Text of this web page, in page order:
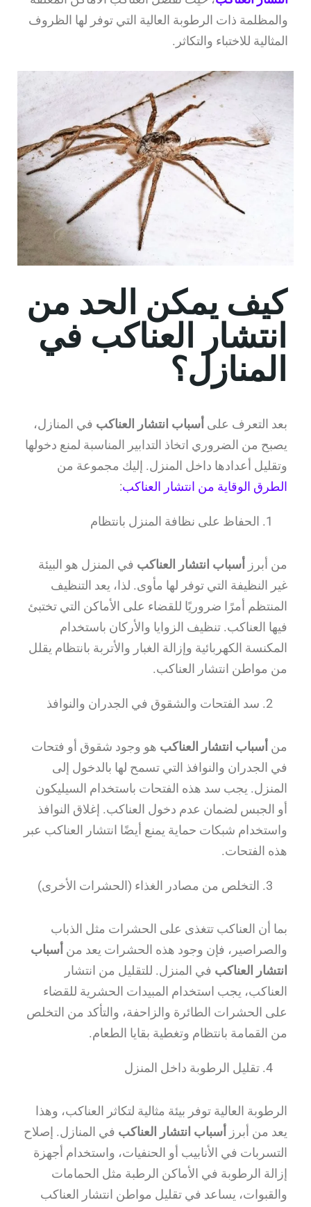
والمظلمة ذات الرطوبة العالية التي توفر لها الظروف
المثالية للاختباء والتكاثر.
كيف يمكن الحد من
انتشار العناكب في
المنازل؟
بعد التعرف على أسباب انتشار العناكب في المنازل،
يصبح من الضروري اتخاذ التدابير المناسبة لمنع دخولها
وتقليل أعدادها داخل المنزل. إليك مجموعة من
الطرق الوقاية من انتشار العناكب:
الحفاظ على نظافة المنزل بانتظام
من أبرز أسباب انتشار العناكب في المنزل هو البيئة
غير النظيفة التي توفر لها مأوى. لذا، يعد التنظيف
المنتظم أمرًا ضروريًا للقضاء على الأماكن التي تختبئ
فيها العناكب. تنظيف الزوايا والأركان باستخدام
المكنسة الكهربائية وإزالة الغبار والأتربة بانتظام يقلل
من مواطن انتشار العناكب.
سد الفتحات والشقوق في الجدران والنوافذ
من أسباب انتشار العناكب هو وجود شقوق أو فتحات
في الجدران والنوافذ التي تسمح لها بالدخول إلى
المنزل. يجب سد هذه الفتحات باستخدام السيليكون
أو الجبس لضمان عدم دخول العناكب. إغلاق النوافذ
واستخدام شبكات حماية يمنع أيضًا انتشار العناكب عبر
هذه الفتحات.
التخلص من مصادر الغذاء (الحشرات الأخرى)
بما أن العناكب تتغذى على الحشرات مثل الذباب
والصراصير، فإن وجود هذه الحشرات يعد من أسباب
انتشار العناكب في المنزل. للتقليل من انتشار
العناكب، يجب استخدام المبيدات الحشرية للقضاء
على الحشرات الطائرة والزاحفة، والتأكد من التخلص
من القمامة بانتظام وتغطية بقايا الطعام.
تقليل الرطوبة داخل المنزل
الرطوبة العالية توفر بيئة مثالية لتكاثر العناكب، وهذا
يعد من أبرز أسباب انتشار العناكب في المنازل. إصلاح
التسربات في الأنابيب أو الحنفيات، واستخدام أجهزة
إزالة الرطوبة في الأماكن الرطبة مثل الحمامات
والقبوات، يساعد في تقليل مواطن انتشار العناكب